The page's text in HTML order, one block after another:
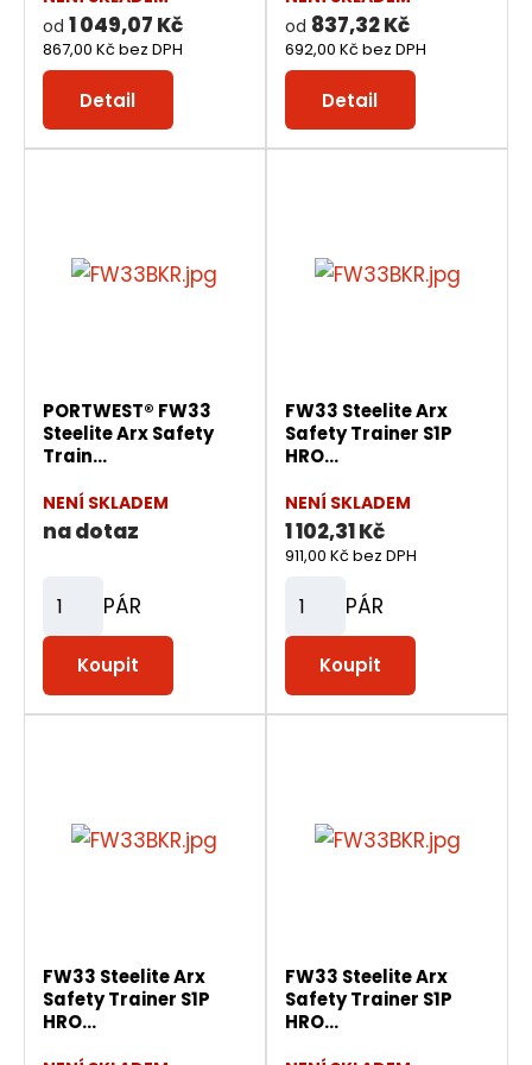
od 1 049,07 Kč
867,00 Kč bez DPH
Detail
od 837,32 Kč
692,00 Kč bez DPH
Detail
PORTWEST® FW33
Steelite Arx Safety
Train...
na dotaz
ě
n
PÁR
Koupit
NENÍ SKLADEM
FW33 Steelite Arx
Safety Trainer S1P
HRO...
1 102,31 Kč
911,00 Kč bez DPH
ě
n
PÁR
Koupit
NENÍ SKLADEM
FW33 Steelite Arx
Safety Trainer S1P
HRO...
FW33 Steelite Arx
Safety Trainer S1P
HRO...